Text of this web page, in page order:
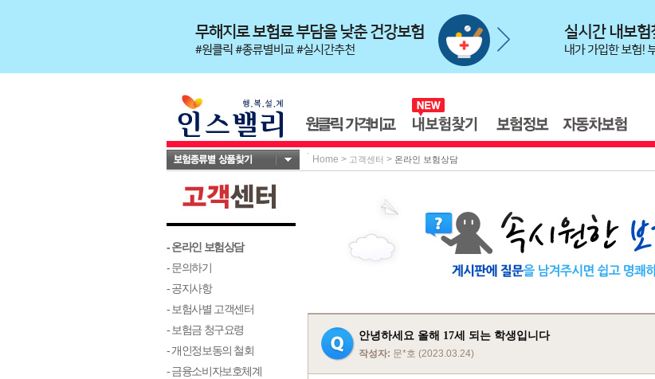
Home > 고객센터 > 온라인 보험상담
- 온라인 보험상담
- 문의하기
- 공지사항
- 보험사별 고객센터
- 보험금 청구요령
- 개인정보동의 철회
- 금융소비자보호체계
안녕하세요 올해 17세 되는 학생입니다
작성자: 문*호 (2023.03.24)